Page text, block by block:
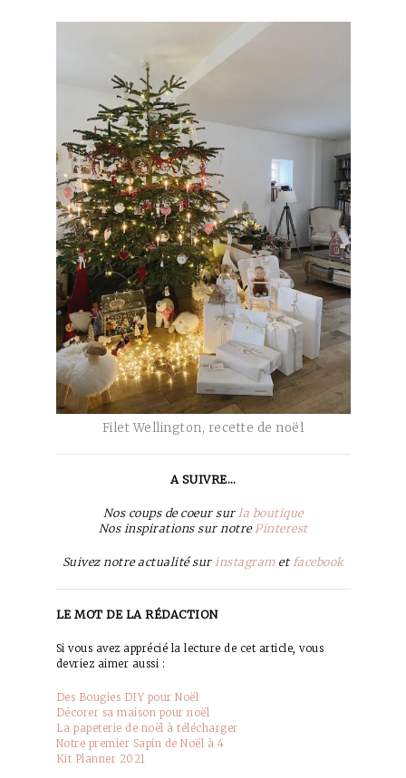
Filet Wellington, recette de noël
A SUIVRE…
Nos coups de coeur sur la boutique
Nos inspirations sur notre Pinterest
Suivez notre actualité sur instagramet facebook
LE MOT DE LA RÉDACTION
Si vous avez apprécié la lecture de cet article, vous
devriez aimer aussi :
Des Bougies DIY pour Noël
Décorer sa maison pour noël
La papeterie de noël à télécharger
Notre premier Sapin de Noël à 4
Kit Planner 2021